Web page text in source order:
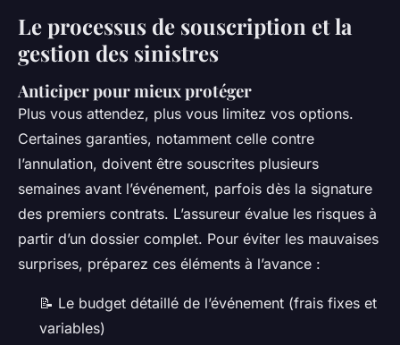
Le processus de souscription et la
gestion des sinistres
Anticiper pour mieux protéger
Plus vous attendez, plus vous limitez vos options.
Certaines garanties, notamment celle contre
l’annulation, doivent être souscrites plusieurs
semaines avant l’événement, parfois dès la signature
des premiers contrats. L’assureur évalue les risques à
partir d’un dossier complet. Pour éviter les mauvaises
surprises, préparez ces éléments à l’avance :
📝 Le budget détaillé de l’événement (frais fixes et
variables)